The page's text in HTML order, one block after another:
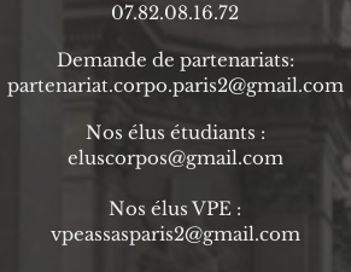
07.82.08.16.72
Demande de partenariats:
partenariat.corpo.paris2@gmail.com
Nos élus étudiants :
eluscorpos@gmail.com
Nos élus VPE :
vpeassasparis2@gmail.com